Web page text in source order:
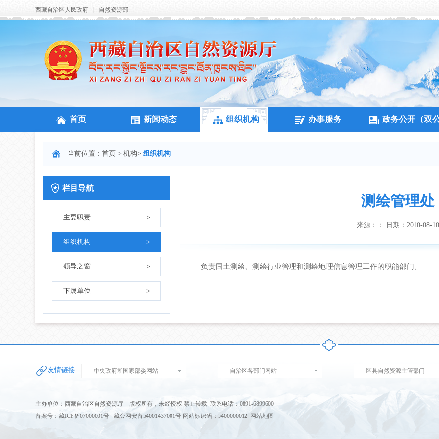
西藏自治区人民政府 自然资源部
首页 新闻动态 组织机构 办事服务 政务公开（双
当前位置： 首页 > 机构> 组织机构
栏目导航
主要职责 >
组织机构 >
领导之窗 >
下属单位 >
测绘管理处
来源： ： 日期： 2010-08-10
负责国土测绘、测绘行业管理和测绘地理信息管理工作的职能部门。
友情链接 中央政府和国家部委网站 自治区各部门网站 区县自然资源主管部门
主办单位：西藏自治区自然资源厅 版权所有，未经授权 禁止转载 联系电话：0891-6899600
备案号：藏ICP备07000001号 藏公网安备54001437001号 网站标识码：5400000012 网站地图